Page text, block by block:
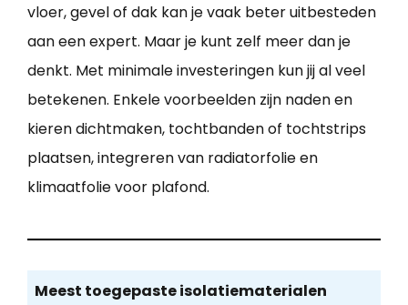
vloer, gevel of dak kan je vaak beter uitbesteden
aan een expert. Maar je kunt zelf meer dan je
denkt. Met minimale investeringen kun jij al veel
betekenen. Enkele voorbeelden zijn naden en
kieren dichtmaken, tochtbanden of tochtstrips
plaatsen, integreren van radiatorfolie en
klimaatfolie voor plafond.
Meest toegepaste isolatiematerialen